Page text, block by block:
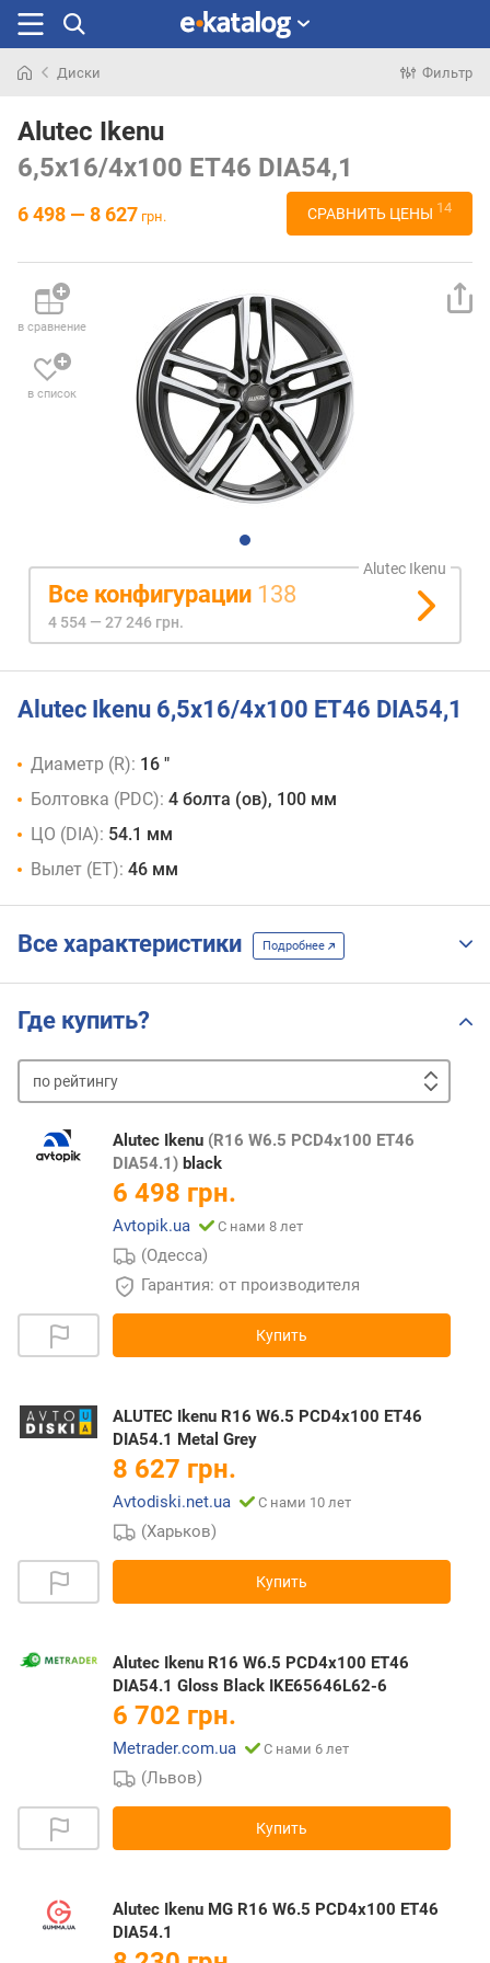
раньше
Диски Фильтр
Alutec Ikenu
6,5x16/4x100 ET46 DIA54,1
6 498 — 8 627 грн. СРАВНИТЬ ЦЕНЫ 14
в сравнение
в список
Alutec Ikenu
Все конфигурации 138
4 554 — 27 246 грн.
Alutec Ikenu 6,5x16/4x100 ET46 DIA54,1
Диаметр (R): 16 "
Болтовка (PDC): 4 болта (ов), 100 мм
ЦО (DIA): 54.1 мм
Вылет (ET): 46 мм
Все характеристики Подробнее
Где купить?
по
рейтингу от
дорогим
Alutec Ikenu (R16 W6.5 PCD4x100 ET46
DIA54.1) black
6 498 грн.
Avtopik.ua С нами 8 лет
(Одесса)
Гарантия: от производителя
Купить
ALUTEC Ikenu R16 W6.5 PCD4x100 ET46
DIA54.1 Metal Grey
8 627 грн.
Avtodiski.net.ua С нами 10 лет
(Харьков)
Купить
Alutec Ikenu R16 W6.5 PCD4x100 ET46
DIA54.1 Gloss Black IKE65646L62-6
6 702 грн.
Metrader.com.ua С нами 6 лет
(Львов)
Купить
Alutec Ikenu MG R16 W6.5 PCD4x100 ET46
DIA54.1